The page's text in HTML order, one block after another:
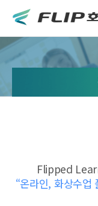
Flipped
“온라인, 화상수업